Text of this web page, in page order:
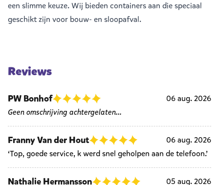
een slimme keuze. Wij bieden containers aan die speciaal
geschikt zijn voor bouw- en sloopafval.
Reviews
PW Bonhof
06 aug. 2026
Geen omschrijving achtergelaten...
Franny Van der Hout
06 aug. 2026
‘Top, goede service, k werd snel geholpen aan de telefoon.’
Nathalie Hermansson
05 aug. 2026